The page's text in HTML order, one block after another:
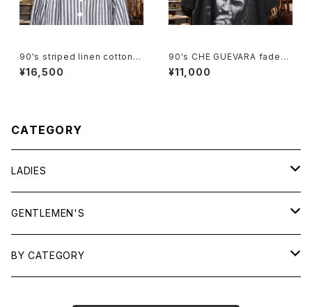
90's striped linen cotton V
-neck Jacket
¥16,500
90's CHE GUEVARA fade-b
lack cotton photo print Te
e
¥11,000
CATEGORY
LADIES
TOPS
SHIRTS
OUTERWEAR
GENTLEMEN'S
TOPS
BY CATEGORY